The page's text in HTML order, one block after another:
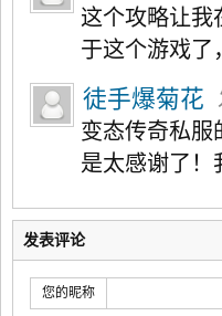
这个攻略让我
于这个游戏了
徒手爆菊花
变态传奇私服
是太感谢了！
发表评论
您的昵称